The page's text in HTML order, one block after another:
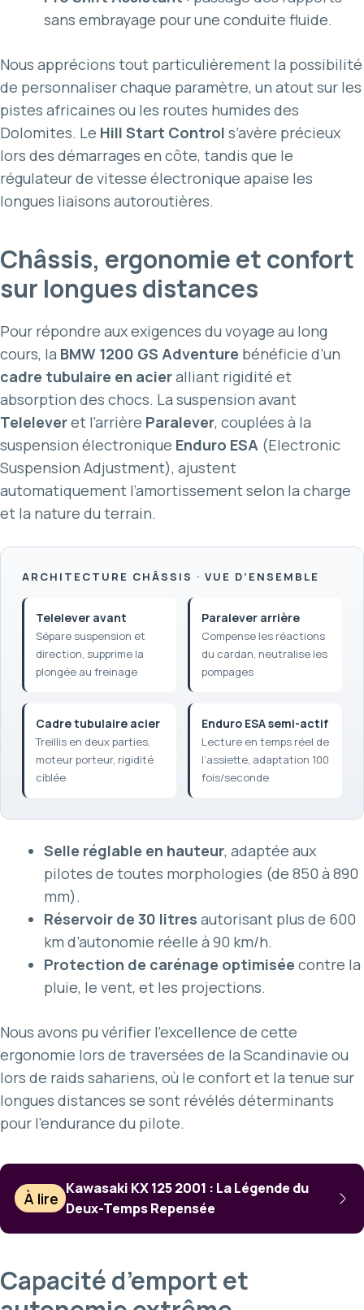
sans embrayage pour une conduite fluide.
Nous apprécions tout particulièrement la possibilité
de personnaliser chaque paramètre, un atout sur les
pistes africaines ou les routes humides des
Dolomites. Le Hill Start Control s’avère précieux
lors des démarrages en côte, tandis que le
régulateur de vitesse électronique apaise les
longues liaisons autoroutières.
Châssis, ergonomie et confort
sur longues distances
Pour répondre aux exigences du voyage au long
cours, la BMW 1200 GS Adventure bénéficie d’un
cadre tubulaire en acieralliant rigidité et
absorption des chocs. La suspension avant
Teleleveret l’arrière Paralever, couplées à la
suspension électronique Enduro ESA (Electronic
Suspension Adjustment), ajustent
automatiquement l’amortissement selon la charge
et la nature du terrain.
ARCHITECTURE CHÂSSIS · VUE D’ENSEMBLE
Telelever avant
Sépare suspension et
direction, supprime la
plongée au freinage
Paralever arrière
Compense les réactions
du cardan, neutralise les
pompages
Cadre tubulaire acier
Treillis en deux parties,
moteur porteur, rigidité
ciblée
Enduro ESA semi-actif
Lecture en temps réel de
l’assiette, adaptation 100
fois/seconde
Selle réglable en hauteur, adaptée aux
pilotes de toutes morphologies (de 850 à 890
mm).
Réservoir de 30 litres autorisant plus de 600
km d’autonomie réelle à 90 km/h.
Protection de carénage optimisée contre la
pluie, le vent, et les projections.
Nous avons pu vérifier l’excellence de cette
ergonomie lors de traversées de la Scandinavie ou
lors de raids sahariens, où le confort et la tenue sur
longues distances se sont révélés déterminants
pour l’endurance du pilote.
À lire
Kawasaki KX 125 2001 : La Légende du
Deux-Temps Repensée
Capacité d’emport et